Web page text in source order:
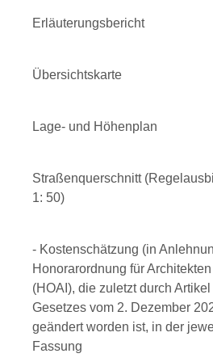
Erläuterungsbericht
Übersichtskarte
Lage- und Höhenplan
Straßenquerschnitt
1: 50)
- Kostenschätzung (in
Honorarordnung für
(HOAI), die zuletzt durch
Gesetzes vom 2. Dezember
geändert worden ist, in der
Fassung